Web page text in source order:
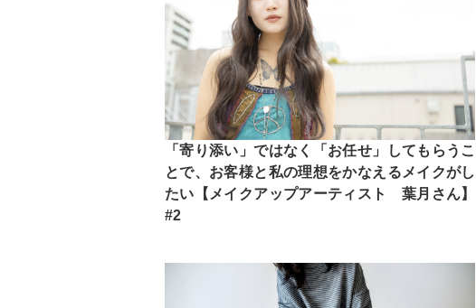
「寄り添い」ではなく「お任せ」してもらうこ
とで、お客様と私の理想をかなえるメイクがし
たい【メイクアップアーティスト 葉月さん】
#2